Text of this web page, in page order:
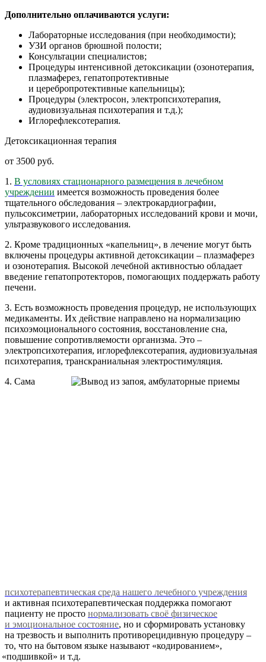
Дополнительно оплачиваются услуги:
Лабораторные исследования (при необходимости);
УЗИ органов брюшной полости;
Консультации специалистов;
Процедуры интенсивной детоксикации (озонотерапия,
плазмаферез, гепатопротективные
и церебропротективные капельницы);
Процедуры (электросон, электропсихотерапия,
аудиовизуальная психотерапия и т.д.);
Иглорефлексотерапия.
Детоксикационная терапия
от 3500 руб.
1. В условиях стационарного размещения в лечебном
учреждении имеется возможность проведения более
тщательного обследования – электрокардиографии,
пульсоксиметрии, лабораторных исследований крови и мочи,
ультразвукового исследования.
2. Кроме традиционных «капельниц», в лечение могут быть
включены процедуры активной детоксикации – плазмаферез
и озонотерапия. Высокой лечебной активностью обладает
введение гепатопротекторов, помогающих поддержать работу
печени.
3. Есть возможность проведения процедур, не использующих
медикаменты. Их действие направлено на нормализацию
психоэмоционального состояния, восстановление сна,
повышение сопротивляемости организма. Это –
электропсихотерапия, иглорефлексотерапия, аудиовизуальная
психотерапия, транскраниальная электростимуляция.
4. Сама
психотерапевтическая среда нашего лечебного учреждения
и активная психотерапевтическая поддержка помогают
пациенту не просто нормализовать своё физическое
и эмоциональное состояние, но и сформировать установку
на трезвость и выполнить противорецидивную процедуру –
то, что на бытовом языке называют «кодированием»,
«подшивкой» и т.д.